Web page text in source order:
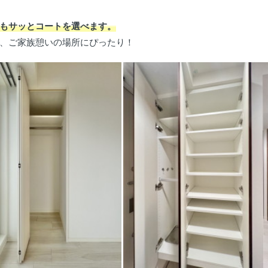
サッとコートを選べます。
ご家族憩いの場所にぴったり！